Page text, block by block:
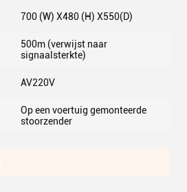
700 (W) X480 (H) X550(D)
500m (verwijst naar
signaalsterkte)
AV220V
Op een voertuig gemonteerde
stoorzender